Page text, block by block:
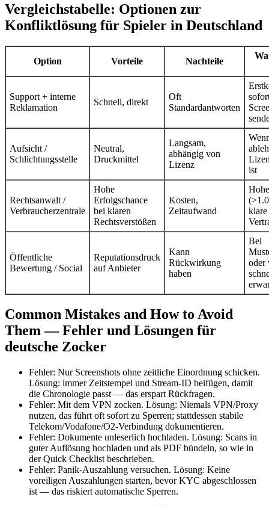
Vergleichstabelle: Optionen zur
Konfliktlösung für Spieler in Deutschland
Option Vorteile Nachteile
Support + interne
Reklamation
Schnell, direkt
Oft
Standardantworten
Aufsicht /
Schlichtungsstelle
Neutral,
Druckmittel
Langsam,
abhängig von
Lizenz
ist
Rechtsanwalt /
Verbraucherzentrale
Hohe
Erfolgschance
bei klaren
Rechtsverstößen
Kosten,
Zeitaufwand
klare
Öffentliche
Bewertung / Social
Reputationsdruck
auf Anbieter
Kann
Rückwirkung
haben
Bei
oder
Common Mistakes and How to Avoid
Them — Fehler und Lösungen für
deutsche Zocker
Fehler: Nur Screenshots ohne zeitliche Einordnung schicken.
Lösung: immer Zeitstempel und Stream-ID beifügen, damit
die Chronologie passt — das erspart Rückfragen.
Fehler: Mit dem VPN zocken. Lösung: Niemals VPN/Proxy
nutzen, das führt oft sofort zu Sperren; stattdessen stabile
Telekom/Vodafone/O2-Verbindung dokumentieren.
Fehler: Dokumente unleserlich hochladen. Lösung: Scans in
guter Auflösung hochladen und als PDF bündeln, so wie in
der Quick Checklist beschrieben.
Fehler: Panik-Auszahlung versuchen. Lösung: Keine
voreiligen Auszahlungen starten, bevor KYC abgeschlossen
ist — das riskiert automatische Sperren.